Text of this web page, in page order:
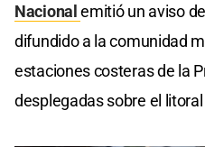
Nacionalemitió un aviso
difundido a la comunidad
estaciones costeras de la
desplegadas sobre el